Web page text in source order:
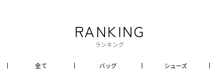
RANKING
ランキング
全て バッグ
シューズ